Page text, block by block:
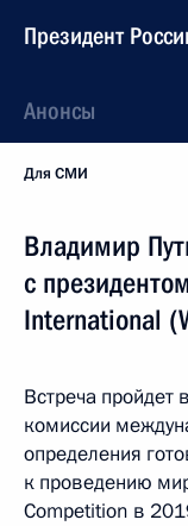
Президент
Анонсы
Для СМИ
Владимир
с
International
Встреча пройдет
комиссии
определения
к проведению
Competition в